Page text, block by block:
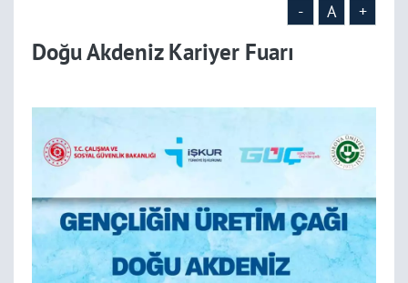
- A +
Doğu Akdeniz Kariyer Fuarı